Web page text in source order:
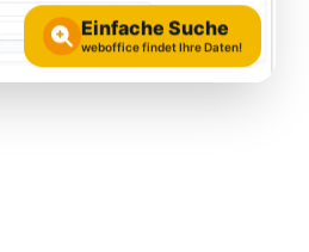
Einfache Suche
weboffice findet Ihre Daten!